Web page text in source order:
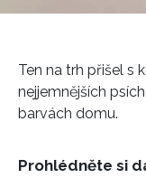
Ten na trh přišel s
nejjemnějších
barvách domu.
Prohlédněte si